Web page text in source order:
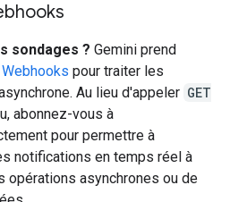
sondages ? Gemini prend
Webhooks pour traiter les
Au lieu d'appeler GET
abonnez-vous à
pour permettre à
notifications en temps réel à
opérations asynchrones ou de